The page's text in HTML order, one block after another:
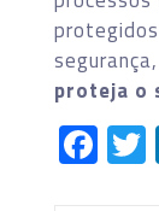
segurança,
proteja o